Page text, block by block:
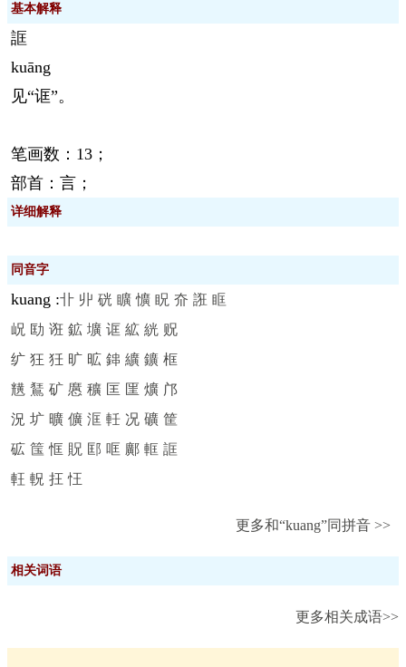
基本解释
誆
kuāng
见“诓”。
笔画数：13；
部首：言；
详细解释
同音字
kuang :卝 丱 硄 矌 懭 眖 夼 誑 眶
岲 劻 诳 鉱 壙 诓 絋 絖 贶
纩 狂 狅 旷 昿 鋛 纊 鑛 框
黋 鵟 矿 懬 穬 匡 匩 爌 邝
況 圹 曠 儣 洭 軠 况 礦 筐
砿 筺 恇 貺 邼 哐 鄺 軭 誆
軖 軦 抂 忹
更多和“kuang”同拼音 >>
相关词语
更多相关成语>>